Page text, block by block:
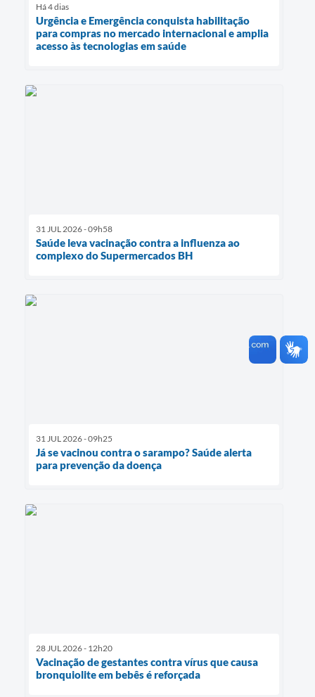
Há 4 dias
Urgência e Emergência conquista habilitação
para compras no mercado internacional e amplia
acesso às tecnologias em saúde
31 JUL 2026 - 09h58
Saúde leva vacinação contra a influenza ao
complexo do Supermercados BH
31 JUL 2026 - 09h25
Já se vacinou contra o sarampo? Saúde alerta
para prevenção da doença
28 JUL 2026 - 12h20
Vacinação de gestantes contra vírus que causa
bronquiolite em bebês é reforçada